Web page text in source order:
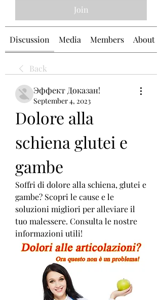
Join
Discussion Media Members About
Back
Эффект Доказан!
September 4, 2023
Dolore alla
schiena glutei e
gambe
Soffri di dolore alla schiena, glutei e
gambe? Scopri le cause e le
soluzioni migliori per alleviare il
tuo malessere. Consulta le nostre
informazioni utili!